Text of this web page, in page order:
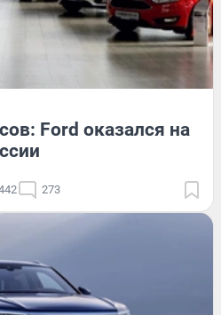
Ford оказался на
273